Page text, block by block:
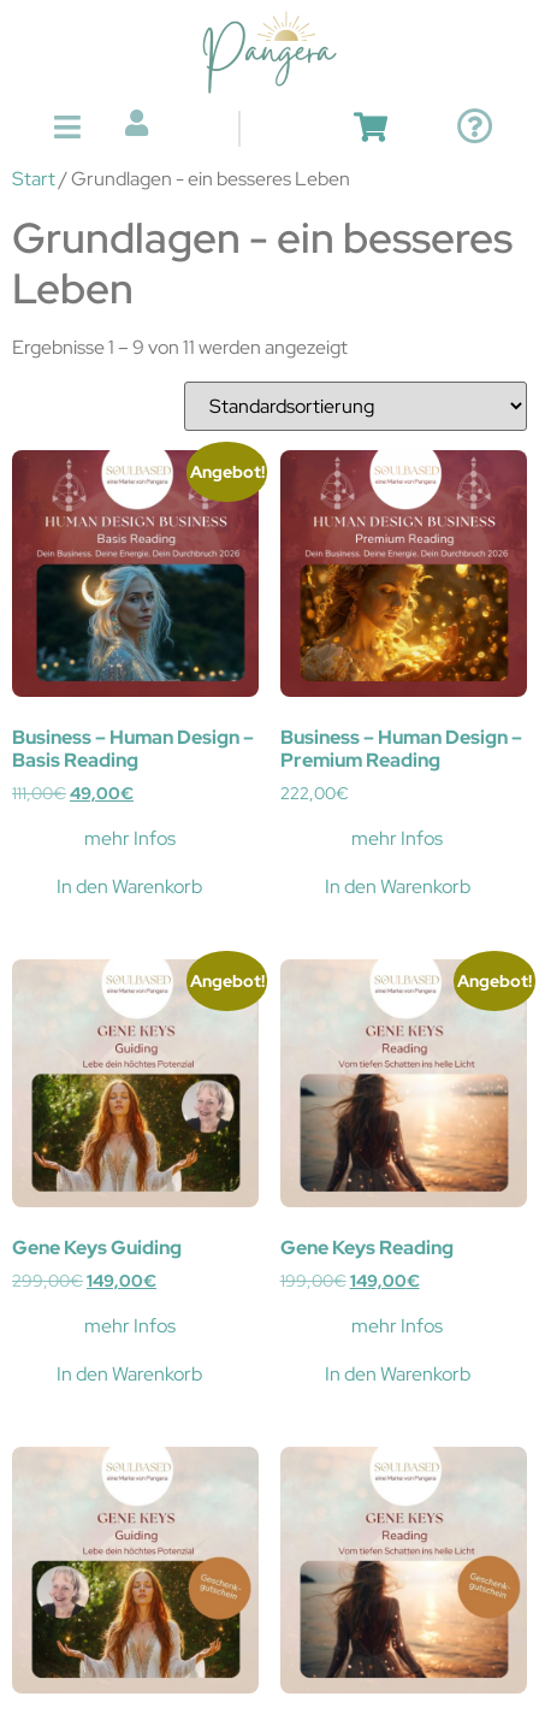
Start/ Grundlagen - ein besseres Leben
Grundlagen - ein besseres
Leben
Ergebnisse 1 – 9 von 11 werden angezeigt
Angebot!
Business – Human Design –
Basis Reading
111,00€49,00€
mehr Infos
In den Warenkorb
Business – Human Design –
Premium Reading
222,00€
mehr Infos
In den Warenkorb
Angebot!
Gene Keys Guiding
299,00€149,00€
mehr Infos
In den Warenkorb
Angebot!
Gene Keys Reading
199,00€149,00€
mehr Infos
In den Warenkorb